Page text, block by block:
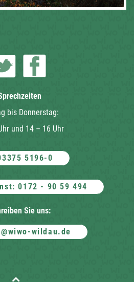
bis Donnerstag:
und 14 – 16 Uhr
5196-0
0172 - 90 59 494
Sie uns:
wildau.de